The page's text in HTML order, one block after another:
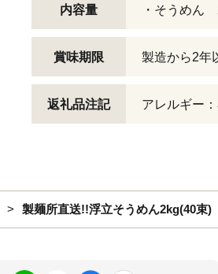
内容量 ・そうめん
賞味期限 製造から2年
返礼品注記 アレルギー
製麺所直送!!浮立そうめん2kg(40束)